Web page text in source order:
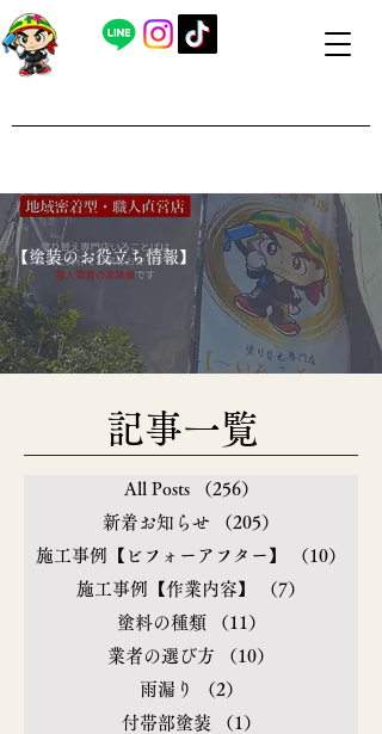
​【塗装のお役立ち情報】
​記事一覧
All Posts （256）
新着お知らせ
（205）
施工事例【ビフォーアフター】
（10）
施工事例【作業内容】
（7）
塗料の種類
（11）
業者の選び方
（10）
雨漏り
（2）
付帯部塗装
（1）